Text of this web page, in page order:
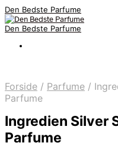
Den Bedste Parfume
Den Bedste Parfume
Forside / Parfume /
Parfume
Ingredien Silver
Parfume